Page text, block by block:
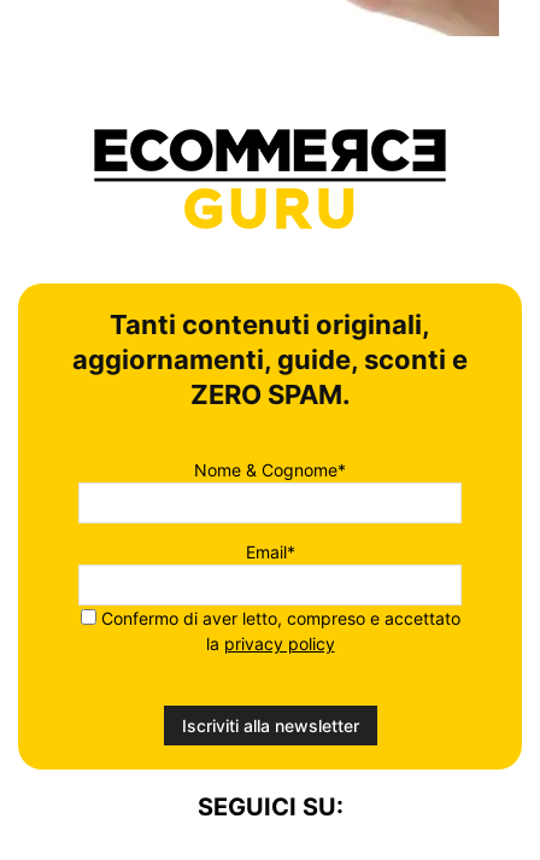
Tanti contenuti originali,
aggiornamenti, guide, sconti e
ZERO SPAM.
Nome & Cognome*
Email*
Confermo di aver letto, compreso e accettato
la privacy policy
SEGUICI SU: